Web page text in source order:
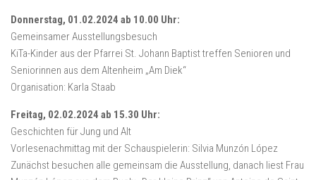
Donnerstag, 01.02.2024 ab 10.00 Uhr:
Gemeinsamer Ausstellungsbesuch
KiTa-Kinder aus der Pfarrei St. Johann Baptist treffen Senioren und
Seniorinnen aus dem Altenheim „Am Diek“
Organisation: Karla Staab
Freitag, 02.02.2024 ab 15.30 Uhr:
Geschichten für Jung und Alt
Vorlesenachmittag mit der Schauspielerin: Silvia Munzón López
Zunächst besuchen alle gemeinsam die Ausstellung, danach liest Frau